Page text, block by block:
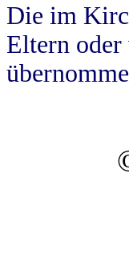
Die im
Eltern